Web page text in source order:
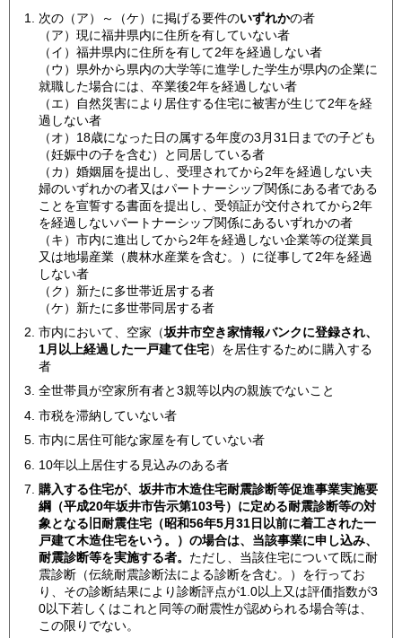
次の（ア）～（ケ）に掲げる要件のいずれかの者
（ア）現に福井県内に住所を有していない者
（イ）福井県内に住所を有して2年を経過しない者
（ウ）県外から県内の大学等に進学した学生が県内の企業に
就職した場合には、卒業後2年を経過しない者
（エ）自然災害により居住する住宅に被害が生じて2年を経
過しない者
（オ）18歳になった日の属する年度の3月31日までの子ども
（妊娠中の子を含む）と同居している者
（カ）婚姻届を提出し、受理されてから2年を経過しない夫
婦のいずれかの者又はパートナーシップ関係にある者である
ことを宣誓する書面を提出し、受領証が交付されてから2年
を経過しないパートナーシップ関係にあるいずれかの者
（キ）市内に進出してから2年を経過しない企業等の従業員
又は地場産業（農林水産業を含む。）に従事して2年を経過
しない者
（ク）新たに多世帯近居する者
（ケ）新たに多世帯同居する者
市内において、空家（坂井市空き家情報バンクに登録され、
1月以上経過した一戸建て住宅）を居住するために購入する
者
全世帯員が空家所有者と3親等以内の親族でないこと
市税を滞納していない者
市内に居住可能な家屋を有していない者
10年以上居住する見込みのある者
購入する住宅が、坂井市木造住宅耐震診断等促進事業実施要
綱（平成20年坂井市告示第103号）に定める耐震診断等の対
象となる旧耐震住宅（昭和56年5月31日以前に着工された一
戸建て木造住宅をいう。）の場合は、当該事業に申し込み、
耐震診断等を実施する者。 ただし、当該住宅について既に耐
震診断（伝統耐震診断法による診断を含む。）を行ってお
り、その診断結果により診断評点が1.0以上又は評価指数が3
0以下若しくはこれと同等の耐震性が認められる場合等は、
この限りでない。